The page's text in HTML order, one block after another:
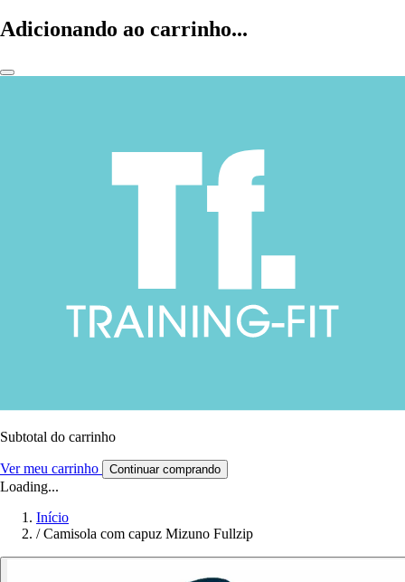
Adicionando ao carrinho...
Subtotal do carrinho
Ver meu carrinho Continuar comprando
Loading...
Início
/ Camisola com capuz Mizuno Fullzip